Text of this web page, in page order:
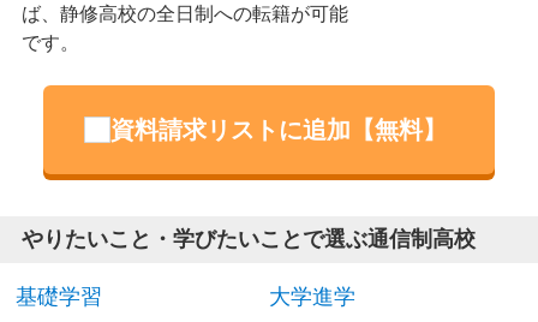
ば、静修高校の全日制への転籍が可能
です。
資料請求リストに追加【無料】
やりたいこと・学びたいことで選ぶ通信制高校
基礎学習
大学進学